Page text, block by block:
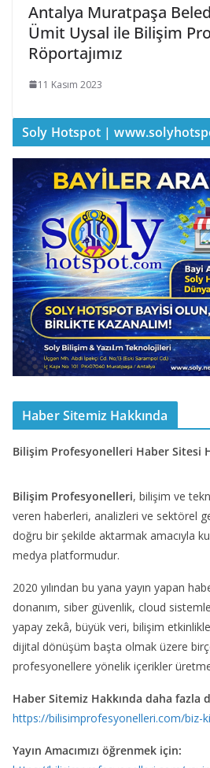
Antalya Muratpaşa
Ümit Uysal ile Bilişim
Röportajımız
11 Kasım 2023
Soly Hotspot |
Haber Sitemiz Hakkında
Bilişim Profesyonelleri Haber Sitesi
Bilişim Profesyonelleri, bilişim ve
veren haberleri, analizleri ve sektörel
doğru bir şekilde aktarmak amacıyla
medya platformudur.
2020 yılından bu yana yayın yapan
donanım, siber güvenlik, cloud
yapay zekâ, büyük veri, bilişim
dijital dönüşüm başta olmak üzere
profesyonellere yönelik içerikler
Haber Sitemiz Hakkında daha fazla
https://bilisimprofesyonelleri.com/biz-
Yayın Amacımızı öğrenmek için: